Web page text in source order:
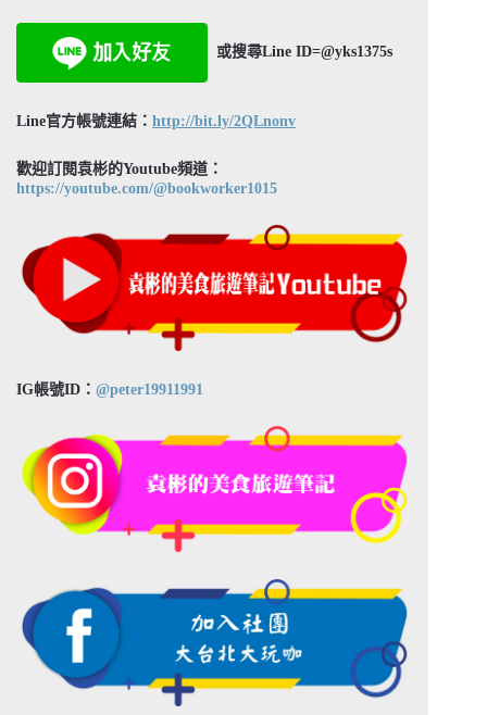
或搜尋Line ID=@yks1375s
Line官方帳號連結： http://bit.ly/2QLnonv
歡迎訂閱袁彬的Youtube頻道：
https://youtube.com/@bookworker1015
IG帳號ID： @peter19911991